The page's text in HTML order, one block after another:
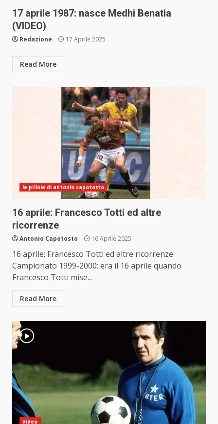
17 aprile 1987: nasce Medhi Benatia
(VIDEO)
Redazione 17 Aprile 2025
Read More
le pillole di antonio capotosto
16 aprile: Francesco Totti ed altre
ricorrenze
Antonio Capotosto 16 Aprile 2025
16 aprile: Francesco Totti ed altre ricorrenze
Campionato 1999-2000: era il 16 aprile quando
Francesco Totti mise...
Read More
Video